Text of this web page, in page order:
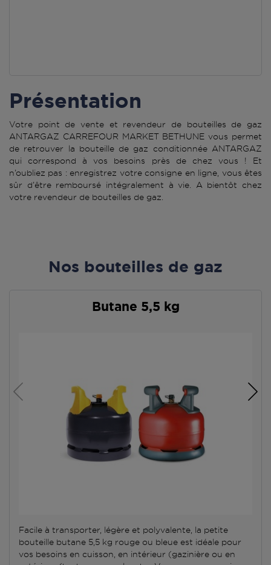
Présentation
Votre point de vente et revendeur de bouteilles de gaz
ANTARGAZ CARREFOUR MARKET BETHUNE vous permet
de retrouver la bouteille de gaz conditionnée ANTARGAZ
qui correspond à vos besoins près de chez vous ! Et
n’oubliez pas : enregistrez votre consigne en ligne, vous êtes
sûr d’être remboursé intégralement à vie. A bientôt chez
votre revendeur de bouteilles de gaz.
Nos bouteilles de gaz
Butane 5,5 kg
Facile à transporter, légère et polyvalente, la petite
bouteille butane 5,5 kg rouge ou bleue est idéale pour
vos besoins en cuisson, en intérieur (gazinière ou en